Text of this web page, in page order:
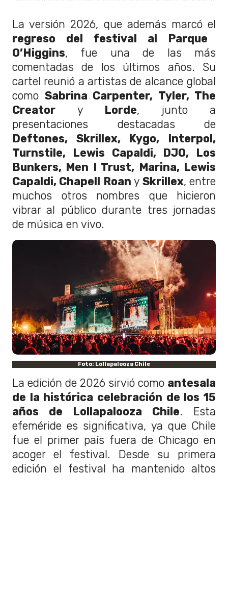
La versión 2026, que además marcó el
regreso del festival al Parque
O’Higgins, fue una de las más
comentadas de los últimos años. Su
cartel reunió a artistas de alcance global
como Sabrina Carpenter, Tyler, The
Creator y Lorde, junto a
presentaciones destacadas de
Deftones, Skrillex, Kygo, Interpol,
Turnstile, Lewis Capaldi, DJO, Los
Bunkers, Men I Trust, Marina, Lewis
Capaldi, Chapell Roan y Skrillex, entre
muchos otros nombres que hicieron
vibrar al público durante tres jornadas
de música en vivo.
Foto: Lollapalooza Chile
La edición de 2026 sirvió como antesala
de la histórica celebración de los 15
años de Lollapalooza Chile. Esta
efeméride es significativa, ya que Chile
fue el primer país fuera de Chicago en
acoger el festival. Desde su primera
edición el festival ha mantenido altos